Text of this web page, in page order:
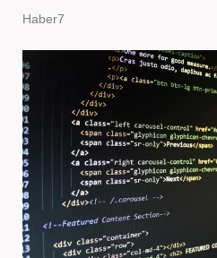
Haber7